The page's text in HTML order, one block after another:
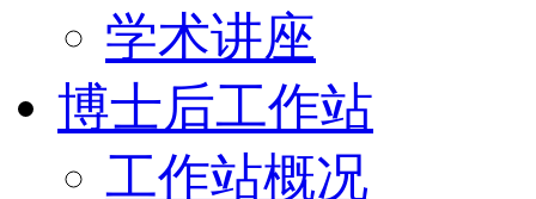
学术讲座
博士后工作站
工作站概况